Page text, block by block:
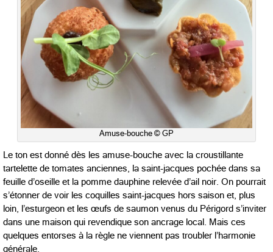
Amuse-bouche © GP
Le ton est donné dès les amuse-bouche avec la croustillante
tartelette de tomates anciennes, la saint-jacques pochée dans sa
feuille d’oseille et la pomme dauphine relevée d’ail noir. On pourrait
s’étonner de voir les coquilles saint-jacques hors saison et, plus
loin, l’esturgeon et les œufs de saumon venus du Périgord s’inviter
dans une maison qui revendique son ancrage local. Mais ces
quelques entorses à la règle ne viennent pas troubler l’harmonie
générale.